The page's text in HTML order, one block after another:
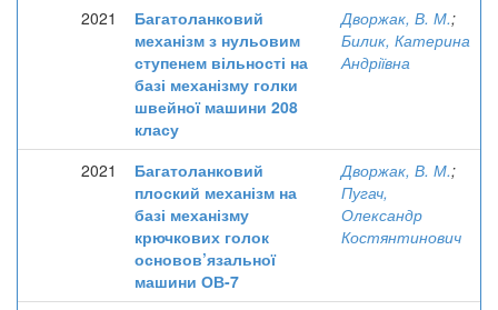
2021
Багатоланковий
механізм з нульовим
ступенем вільності на
базі механізму голки
швейної машини 208
класу
Дворжак, В. М.;
Билик, Катерина
Андріївна
2021
Багатоланковий
плоский механізм на
базі механізму
крючкових голок
основов’язальної
машини ОВ-7
Дворжак, В. М.;
Пугач,
Олександр
Костянтинович